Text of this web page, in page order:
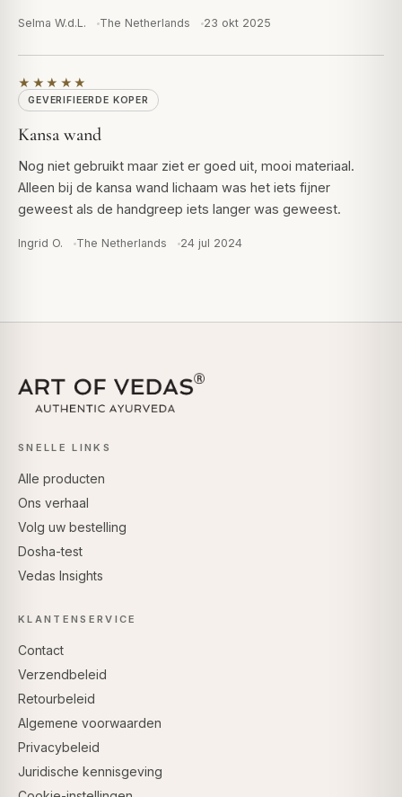
Selma W.d.L. The Netherlands 23 okt 2025
★★★★★
GEVERIFIEERDE KOPER
Kansa wand
Nog niet gebruikt maar ziet er goed uit, mooi materiaal.
Alleen bij de kansa wand lichaam was het iets fijner
geweest als de handgreep iets langer was geweest.
Ingrid O. The Netherlands 24 jul 2024
SNELLE LINKS
Alle producten
Ons verhaal
Volg uw bestelling
Dosha-test
Vedas Insights
KLANTENSERVICE
Contact
Verzendbeleid
Retourbeleid
Algemene voorwaarden
Privacybeleid
Juridische kennisgeving